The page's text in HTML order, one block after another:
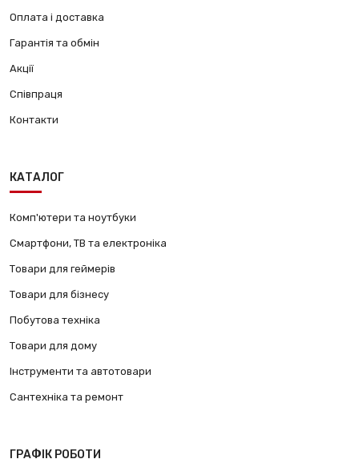
Оплата і доставка
Гарантія та обмін
Акції
Співпраця
Контакти
КАТАЛОГ
Комп'ютери та ноутбуки
Смартфони, ТВ та електроніка
Товари для геймерів
Товари для бізнесу
Побутова техніка
Товари для дому
Інструменти та автотовари
Сантехніка та ремонт
ГРАФІК РОБОТИ